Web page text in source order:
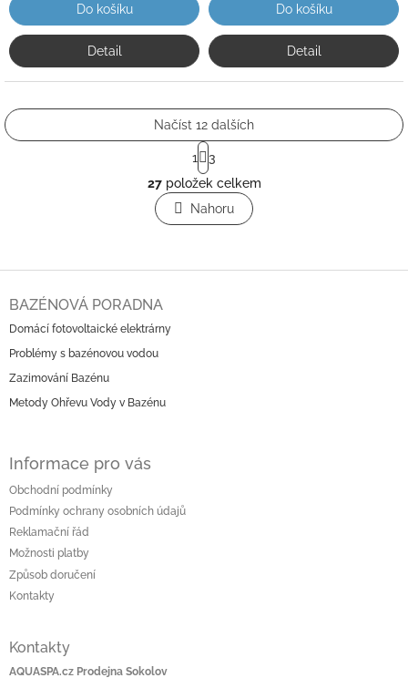
Do košíku
Detail
Do košíku
Detail
O
v
l
á
Načíst 12 dalších
S
t
r
á
n
k
á
1
3
27položek celkem
Nahoru
BAZÉNOVÁ PORADNA
Domácí fotovoltaické elektrárny
Problémy s bazénovou vodou
Zazimování Bazénu
Metody Ohřevu Vody v Bazénu
Informace pro vás
Obchodní podmínky
Podmínky ochrany osobních údajů
Reklamační řád
Možnosti platby
Způsob doručení
Kontakty
Kontakty
AQUASPA.cz Prodejna Sokolov